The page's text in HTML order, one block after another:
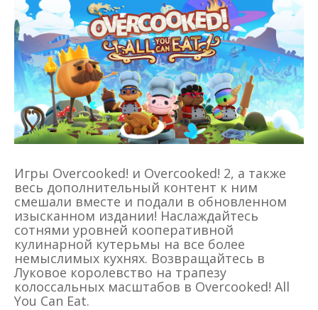
Игры Overcooked! и Overcooked! 2, а также
весь дополнительный контент к ним
смешали вместе и подали в обновленном
изысканном издании! Наслаждайтесь
сотнями уровней кооперативной
кулинарной кутерьмы на все более
немыслимых кухнях. Возвращайтесь в
Луковое королевство на трапезу
колоссальных масштабов в Overcooked! All
You Can Eat.